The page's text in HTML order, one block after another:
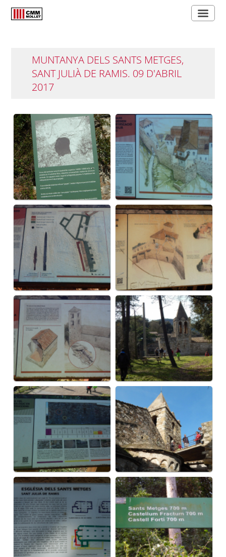
MUNTANYA DELS SANTS METGES,
SANT JULIÀ DE RAMIS. 09 D'ABRIL
2017